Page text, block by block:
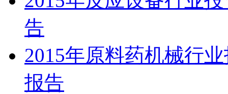
告
2015年原料药机械行
报告